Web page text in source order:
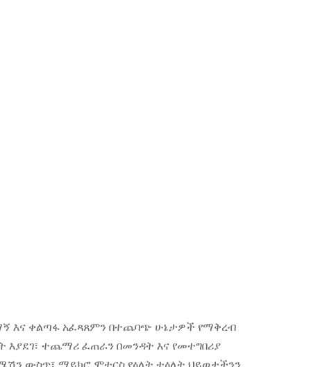
እና ቀልጣፋ አፈጻጸምን በተጨባጭ ሁኔታዎች የማቅረብ
ተጨማሪ ፈጠራን በመንዳት እና የመተግበሪያ